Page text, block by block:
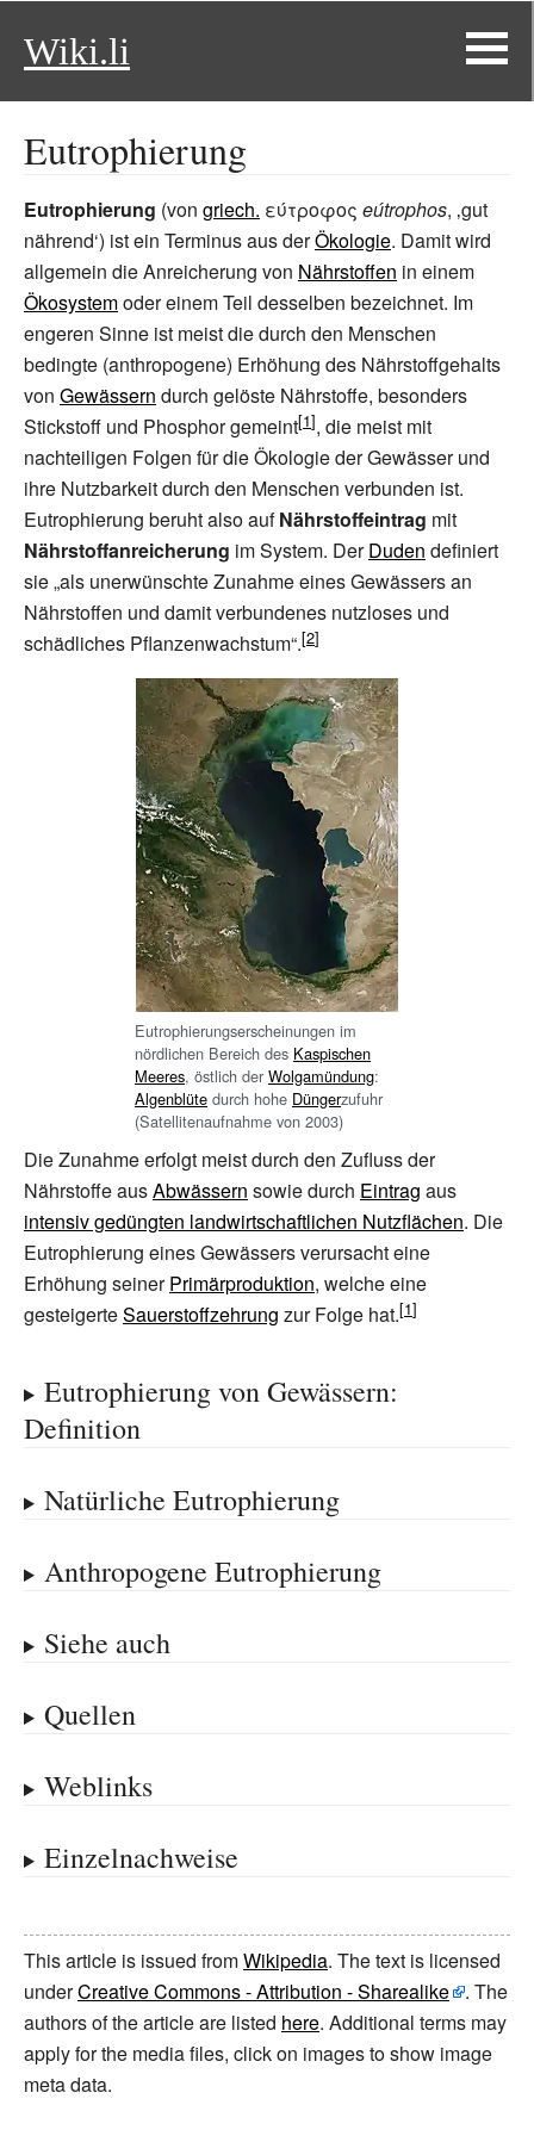
Wiki.li
Eutrophierung
Eutrophierung (von griech. εύτροφος eútrophos, ‚gut
nährend‘) ist ein Terminus aus derÖkologie. Damit wird
allgemein die Anreicherung von Nährstoffen in einem
Ökosystemoder einem Teil desselben bezeichnet. Im
engeren Sinne ist meist die durch den Menschen
bedingte (anthropogene) Erhöhung des Nährstoffgehalts
von Gewässern durch gelöste Nährstoffe, besonders
Stickstoff und Phosphor gemeint
, die meist mit
nachteiligen Folgen für die Ökologie der Gewässer und
ihre Nutzbarkeit durch den Menschen verbunden ist.
Eutrophierung beruht also aufNährstoffeintrag mit
Nährstoffanreicherung im System. DerDuden definiert
sie „als unerwünschte Zunahme eines Gewässers an
Nährstoffen und damit verbundenes nutzloses und
schädliches Pflanzenwachstum“.
Eutrophierungserscheinungen im
nördlichen Bereich des Kaspischen
Meeres, östlich der Wolgamündung:
Algenblüte durch hohe Düngerzufuhr
(Satellitenaufnahme von 2003)
Die Zunahme erfolgt meist durch den Zufluss der
Nährstoffe ausAbwässern sowie durch Eintrag aus
intensiv gedüngten landwirtschaftlichen Nutzflächen. Die
Eutrophierung eines Gewässers verursacht eine
Erhöhung seinerPrimärproduktion, welche eine
gesteigerteSauerstoffzehrung zur Folge hat.
Eutrophierung von Gewässern:
Definition
Natürliche Eutrophierung
Anthropogene Eutrophierung
Siehe auch
Quellen
Weblinks
Einzelnachweise
This article is issued fromWikipedia. The text is licensed
underCreative Commons - Attribution - Sharealike
. The
authors of the article are listed here. Additional terms may
apply for the media files, click on images to show image
meta data.